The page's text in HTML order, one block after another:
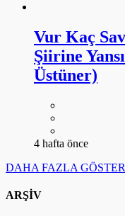
Vur Kaç
Şiirine
Üstüner)
4 hafta önce
DAHA FAZLA GÖSTER
ARŞİV